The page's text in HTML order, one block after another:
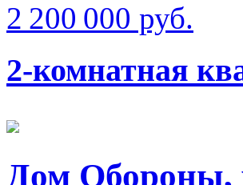
2 200 000 руб.
2-комнатная
Дом Обороны,